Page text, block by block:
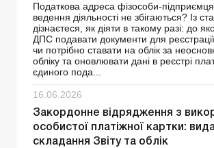
Податкова адреса фізособи-підприємця
ведення діяльності не збігаються? Із
дізнаєтеся, як діяти в такому разі: до
ДПС подавати документи для
чи потрібно ставати на облік за
обліку та оновлювати дані в реєстрі
єдиного пода...
16.06.2026
Закордонне відрядження з
особистої платіжної картки:
складання Звіту та облік